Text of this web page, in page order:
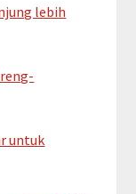
lebih
untuk